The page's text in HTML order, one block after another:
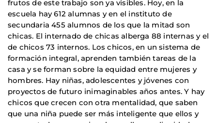
frutos de este trabajo son ya visibles. Hoy, en la
escuela hay 612 alumnas y en el instituto de
secundaria 455 alumnos de los que la mitad son
chicas. El internado de chicas alberga 88 internas y el
de chicos 73 internos. Los chicos, en un sistema de
formación integral, aprenden también tareas de la
casa y se forman sobre la equidad entre mujeres y
hombres. Hay niñas, adolescentes y jóvenes con
proyectos de futuro inimaginables años antes. Y hay
chicos que crecen con otra mentalidad, que saben
que una niña puede ser más inteligente que ellos y